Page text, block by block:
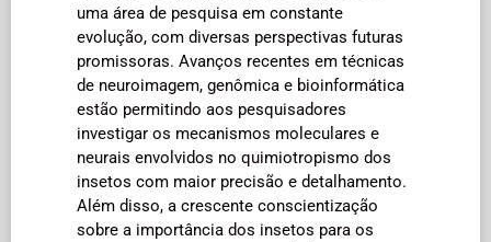
uma área de pesquisa em constante
evolução, com diversas perspectivas futuras
promissoras. Avanços recentes em técnicas
de neuroimagem, genômica e bioinformática
estão permitindo aos pesquisadores
investigar os mecanismos moleculares e
neurais envolvidos no quimiotropismo dos
insetos com maior precisão e detalhamento.
Além disso, a crescente conscientização
sobre a importância dos insetos para os